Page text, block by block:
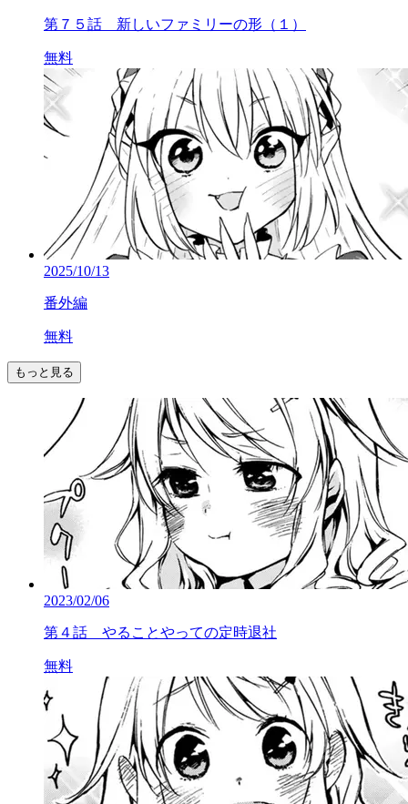
第７５話 新しいファミリーの形（１）
無料
2025/10/13
番外編
無料
もっと見る
2023/02/06
第４話 やることやっての定時退社
無料